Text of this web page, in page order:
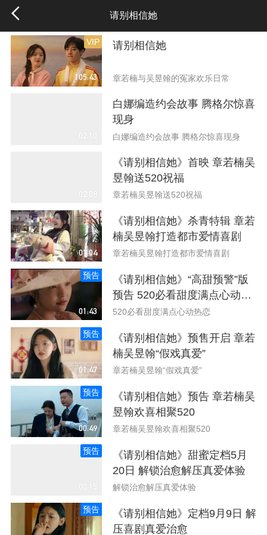
请别相信她
105:43
VIP 请别相信她
章若楠与吴昱翰的冤家欢乐日常
02:10
白娜编造约会故事 腾格尔惊喜
现身
白娜编造约会故事 腾格尔惊喜现身
02:08
《请别相信她》首映 章若楠吴
昱翰送520祝福
章若楠吴昱翰送520祝福
01:04
《请别相信她》杀青特辑 章若
楠吴昱翰打造都市爱情喜剧
章若楠吴昱翰打造都市爱情喜剧
01:43
预告
《请别相信她》“高甜预警”版
预告 520必看甜度满点心动热
恋
520必看甜度满点心动热恋
01:47
预告
《请别相信她》预售开启 章若
楠吴昱翰“假戏真爱”
章若楠吴昱翰“假戏真爱”
00:49
预告
《请别相信她》预告 章若楠吴
昱翰欢喜相聚520
章若楠吴昱翰欢喜相聚520
00:15
预告
《请别相信她》甜蜜定档5月
20日 解锁治愈解压真爱体验
解锁治愈解压真爱体验
预告
《请别相信她》定档9月9日 解
压喜剧真爱治愈